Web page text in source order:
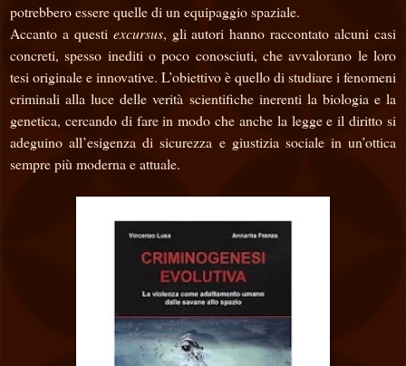
potrebbero essere quelle di un equipaggio spaziale.
Accanto a questi excursus, gli autori hanno raccontato alcuni casi
concreti, spesso inediti o poco conosciuti, che avvalorano le loro
tesi originale e innovative. L’obiettivo è quello di studiare i fenomeni
criminali alla luce delle verità scientifiche inerenti la biologia e la
genetica, cercando di fare in modo che anche la legge e il diritto si
adeguino all’esigenza di sicurezza e giustizia sociale in un’ottica
sempre più moderna e attuale.